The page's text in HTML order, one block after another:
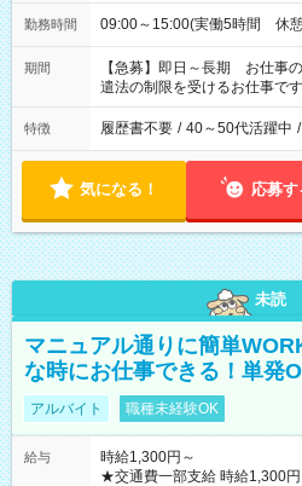
勤務時間 09:00～15:00(実働5時間 休
期間
【急募】即日～長期 お仕事
遣法の制限を受けるお仕事で
特徴 履歴書不要 / 40～50代活躍中 /
気になる！ 応募す
未読
マニュアル通りに簡単
な時にお仕事できる！単発
アルバイト 職種未経験OK
給与
時給1,300円～
★交通費一部支給 時給1,300円～ ※試験・役割により手当あり